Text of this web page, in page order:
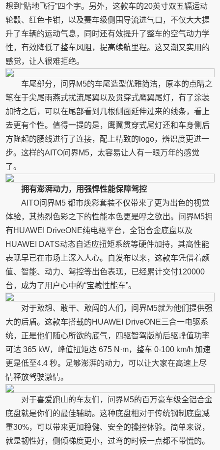
想到“贴地飞行”四个字。另外，这款车的20英寸双五辐运动
轮毂、红色卡钳，以及赛车级侧围导流进气口，不仅大大提
升了车辆的运动气息，同时还有效提升了整车的空气动力学
性，有效降低了整车风阻，提高续航里程。这又潮又实用的
感觉，让人很难拒绝。
车尾部分，问界M5的车尾造型优雅简洁，原本的点睛之
笔在于尖尾雨燕式扰流尾翼以及贯穿式鹰翼尾灯，有了涂装
加持之后，可以在尾部看到几根侧面延伸过来的线条，看上
去更有个性。值得一提的是，鹰翼贯穿式尾灯还和车身侧后
方隆起的腰线进行了连接，配上精致的logo，辨识度更进一
步。这样的AITO问界M5，太容易让人有一眼万年的感觉
了。
拥有澎湃动力，用强悍性能保障驾控
AITO问界M5 都市焕彩套装不仅带来了更为出色的视觉
体验，其热烈色彩之下的性能本色更是呼之欲出。问界M5拥
有HUAWEI DriveONE纯电驱平台，全铝合金底盘以及
HUAWEI DATS动态自适应扭矩系统等硬件加持，其高性能
表现早已在市场上深入人心。自发布以来，这款车凭借着颜
值、智能、动力、驾控等出色表现，已经累计交付120000
台，成为了用户心中的“宝藏性能车”。
对于敢想、敢干、敢闯的人们，问界M5就为他们提供强
大的后盾。这款车搭载的HUAWEI DriveONE三合一电驱系
统，正是他们随心所欲的底气，四驱智驾版前后驱峰值功率
可达 365 kW，峰值扭矩达 675 N·m，整车 0-100 km/h 加速
更是低至4.4 秒。足够澎湃的动力，可以让大家在高速上尽
情释放驾驶激情。
对于喜爱跑山的车友们，问界M5的百万豪车级全铝合金
底盘就是你们的最佳辅助。这种底盘相对于传统钢制底盘减
重30%，可以带来更加稳健、安全的操控体验。简单来说，
就是韧性好，侧倾梯度更小，过弯的时候一点都不带慌的。